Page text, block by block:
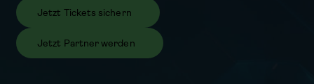
Jetzt Tickets sichern
Jetzt Partner werden